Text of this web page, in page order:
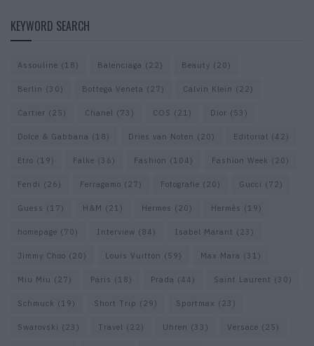
KEYWORD SEARCH
Assouline (18) Balenciaga (22) Beauty (20)
Berlin (30) Bottega Veneta (27) Calvin Klein (22)
Cartier (25) Chanel (73) COS (21) Dior (53)
Dolce & Gabbana (18) Dries van Noten (20) Editorial (42)
Etro (19) Falke (36) Fashion (104) Fashion Week (20)
Fendi (26) Ferragamo (27) Fotografie (20) Gucci (72)
Guess (17) H&M (21) Hermes (20) Hermès (19)
homepage (70) Interview (84) Isabel Marant (23)
Jimmy Choo (20) Louis Vuitton (59) Max Mara (31)
Miu Miu (27) Paris (18) Prada (44) Saint Laurent (30)
Schmuck (19) Short Trip (29) Sportmax (23)
Swarovski (23) Travel (22) Uhren (33) Versace (25)